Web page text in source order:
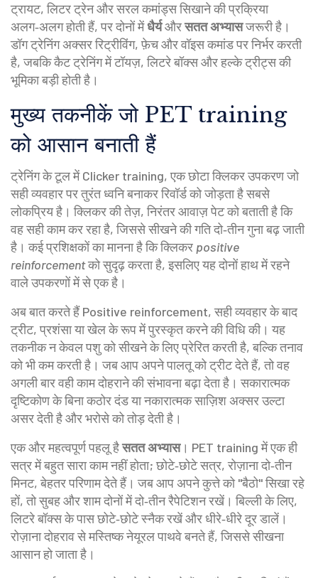
ट्रायट, लिटर ट्रेन और सरल कमांड्स सिखाने की प्रक्रिया
अलग‑अलग होती हैं, पर दोनों मेंधैर्यऔरसतत अभ्यासजरूरी है।
डॉग ट्रेनिंग अक्सर रिट्रीविंग, फ़ेच और वॉइस कमांड पर निर्भर करती
है, जबकि कैट ट्रेनिंग में टॉयज़, लिटरे बॉक्स और हल्के ट्रीट्स की
भूमिका बड़ी होती है।
मुख्य तकनीकें जो PET training
को आसान बनाती हैं
ट्रेनिंग के टूल मेंClicker training,एक छोटा क्लिकर उपकरण जो
सही व्यवहार पर तुरंत ध्वनि बनाकर रिवॉर्ड को जोड़ता हैसबसे
लोकप्रिय है। क्लिकर की तेज़, निरंतर आवाज़ पेट को बताती है कि
वह सही काम कर रहा है, जिससे सीखने की गति दो‑तीन गुना बढ़ जाती
है। कई प्रशिक्षकों का मानना है कि क्लिकर positive
reinforcementको सुदृढ़ करता है, इसलिए यह दोनों हाथ में रहने
वाले उपकरणों में से एक है।
अब बात करते हैंPositive reinforcement,सही व्यवहार के बाद
ट्रीट, प्रशंसा या खेल के रूप में पुरस्कृत करने की विधिकी। यह
तकनीक न केवल पशु को सीखने के लिए प्रेरित करती है, बल्कि तनाव
को भी कम करती है। जब आप अपने पालतू को ट्रीट देते हैं, तो वह
अगली बार वही काम दोहराने की संभावना बढ़ा देता है। सकारात्मक
दृष्टिकोण के बिना कठोर दंड या नकारात्मक साज़िश अक्सर उल्टा
असर देती है और भरोसे को तोड़ देती है।
एक और महत्वपूर्ण पहलू हैसतत अभ्यास। PET training में एक ही
सत्र में बहुत सारा काम नहीं होता; छोटे‑छोटे सत्र, रोज़ाना दो‑तीन
मिनट, बेहतर परिणाम देते हैं। जब आप अपने कुत्ते को "बैठो" सिखा रहे
हों, तो सुबह और शाम दोनों में दो‑तीन रैपेटिशन रखें। बिल्ली के लिए,
लिटरे बॉक्स के पास छोटे‑छोटे स्नैक रखें और धीरे‑धीरे दूर डालें।
रोज़ाना दोहराव से मस्तिष्क नेयूरल पाथवे बनते हैं, जिससे सीखना
आसान हो जाता है।